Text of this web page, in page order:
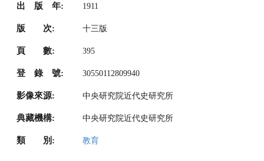
出 版 年: 1911
版 次: 十三版
頁 數: 395
登 錄 號: 30550112809940
影像來源: 中央研究院近代史研究所
典藏機構: 中央研究院近代史研究所
類 別: 教育